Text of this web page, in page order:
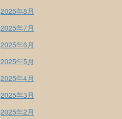
2025年8月
2025年7月
2025年6月
2025年5月
2025年4月
2025年3月
2025年2月